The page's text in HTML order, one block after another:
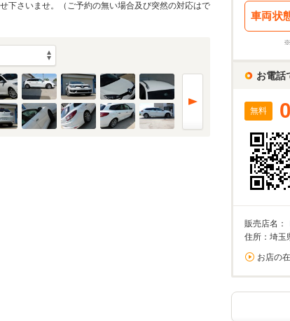
下さいませ。（ご予約の無い場合及び突然の対応はで
車両状
※
お電話
無料
販売店名：
住所：埼玉
お店の